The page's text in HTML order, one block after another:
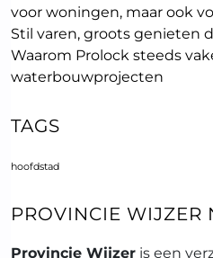
voor woningen, maar ook
Stil varen, groots genieten
Waarom Prolock steeds
waterbouwprojecten
TAGS
hoofdstad
PROVINCIE WIJZER
Provincie Wijzer is een